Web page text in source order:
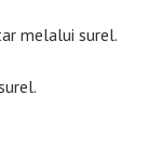
melalui surel.